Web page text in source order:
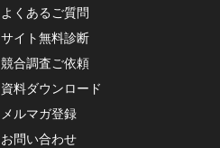
よくあるご質問
サイト無料診断
競合調査ご依頼
資料ダウンロード
メルマガ登録
お問い合わせ